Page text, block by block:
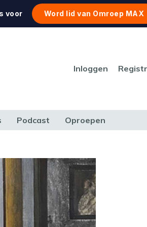
voor Word lid van Omroep MAX
Inloggen
Podcast Oproepen